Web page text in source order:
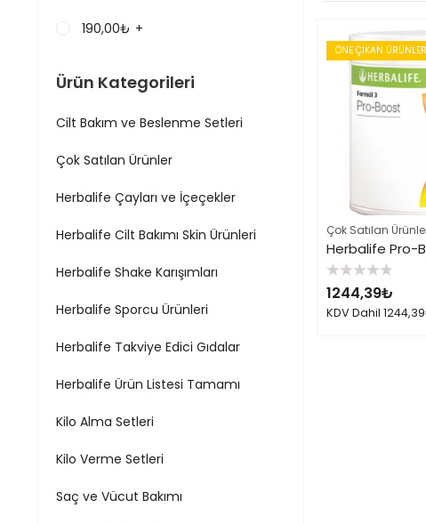
ÖNE ÇIKAN ÜRÜNLER
Çok Satılan
5
üzerinden
0
oy
1244,39₺
KDV Dahil 1244,39
190,00₺ +
Ürün Kategorileri
Cilt Bakım ve Beslenme Setleri
Çok Satılan Ürünler
Herbalife Çayları ve İçeçekler
Herbalife Cilt Bakımı Skin Ürünleri
Herbalife Shake Karışımları
Herbalife Sporcu Ürünleri
Herbalife Takviye Edici Gıdalar
Herbalife Ürün Listesi Tamamı
Kilo Alma Setleri
Kilo Verme Setleri
Saç ve Vücut Bakımı